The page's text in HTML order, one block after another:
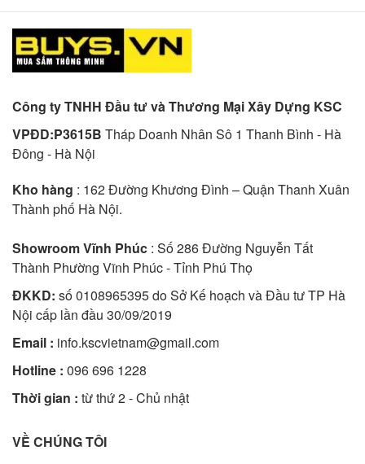
Công ty TNHH Đầu tư và Thương Mại Xây Dựng KSC
VPĐD:P3615B Tháp Doanh Nhân Sô 1 Thanh Bình - Hà
Đông - Hà Nội
Kho hàng : 162 Đường Khương Đình – Quận Thanh Xuân
Thành phố Hà Nội.
Showroom Vĩnh Phúc : Số 286 Đường Nguyễn Tất
Thành Phường Vĩnh Phúc - Tỉnh Phú Thọ
ĐKKD: số 0108965395 do Sở Kế hoạch và Đầu tư TP Hà
Nội cấp lần đầu 30/09/2019
Email : info.kscvietnam@gmail.com
Hotline : 096 696 1228
Thời gian : từ thứ 2 - Chủ nhật
VỀ CHÚNG TÔI